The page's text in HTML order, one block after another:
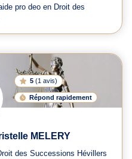
pro deo en Droit des
5 (1 avis)
Répond rapidement
MELERY
des Successions Hévillers